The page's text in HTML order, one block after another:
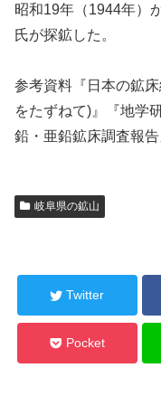
昭和19年（1944年）
氏が探鉱した。
参考資料『日本の鉱
をたずねて)』『地学
鉛・亜鉛鉱床調査報告
岐阜県の鉱山
Twitter
Pocket